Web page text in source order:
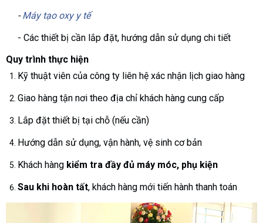
-Máy tạo oxy y tế
- Các thiết bị cần lắp đặt, hướng dẫn sử dụng chi tiết
Quy trình thực hiện
Kỹ thuật viên của công ty liên hệ xác nhận lịch giao hàng
Giao hàng tận nơi theo địa chỉ khách hàng cung cấp
Lắp đặt thiết bị tại chỗ (nếu cần)
Hướng dẫn sử dụng, vận hành, vệ sinh cơ bản
Khách hàng kiểm tra đầy đủ máy móc, phụ kiện
Sau khi hoàn tất, khách hàng mới tiến hành thanh toán